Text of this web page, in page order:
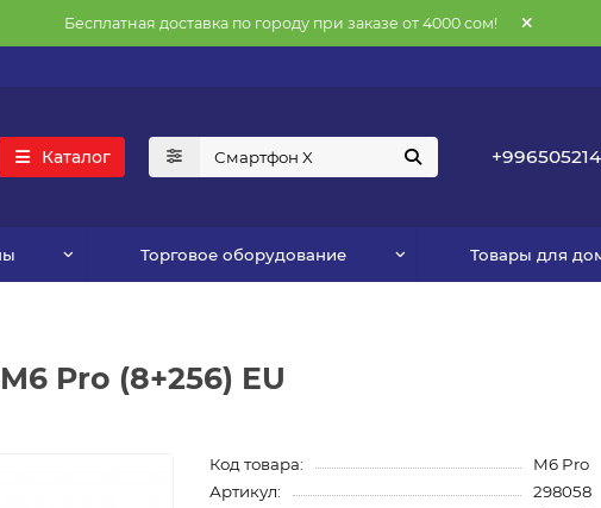
Бесплатная доставка по городу при заказе от 4000 сом!
Каталог
Торговое оборудование Товары для
Pro (8+256) EU
Код товара:
M6 Pro
Артикул:
298058